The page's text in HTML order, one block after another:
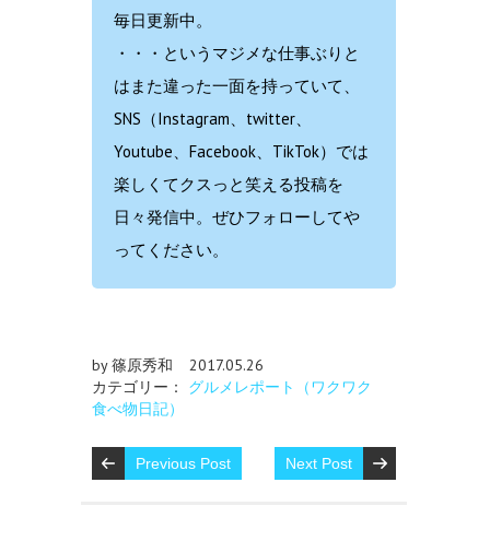
毎日更新中。
・・・というマジメな仕事ぶりと
はまた違った一面を持っていて、
SNS（Instagram、twitter、
Youtube、Facebook、TikTok）では
楽しくてクスっと笑える投稿を
日々発信中。ぜひフォローしてや
ってください。
by 篠原秀和
2017.05.26
カテゴリー： グルメレポート（ワクワク
食べ物日記）
Previous Post Next Post